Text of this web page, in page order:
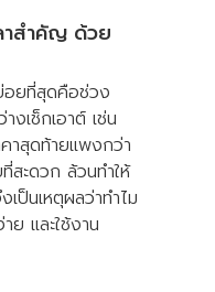
าสำคัญ ด้วย
อยที่สุดคือช่วง
งเช็กเอาต์ เช่น
าสุดท้ายแพงกว่า
สะดวก ล้วนทำให้
ป็นเหตุผลว่าทำไม
ย และใช้งาน